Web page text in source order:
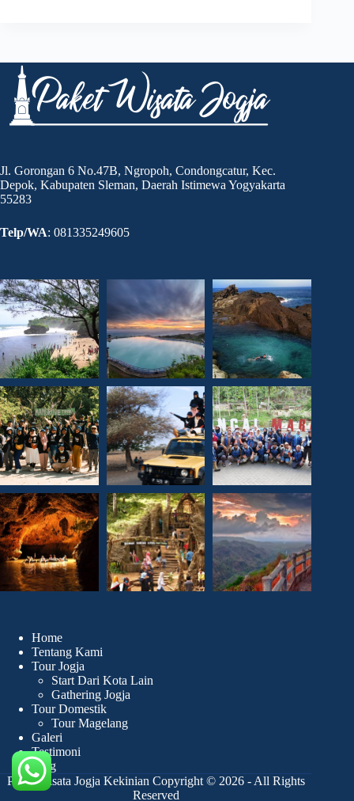
Jl. Gorongan 6 No.47B, Ngropoh, Condongcatur, Kec.
Depok, Kabupaten Sleman, Daerah Istimewa Yogyakarta
55283
Telp/WA: 081335249605
Home
Tentang Kami
Tour Jogja
Start Dari Kota Lain
Gathering Jogja
Tour Domestik
Tour Magelang
Galeri
Testimoni
Blog
Paket Wisata Jogja Kekinian Copyright © 2026 - All Rights
Reserved